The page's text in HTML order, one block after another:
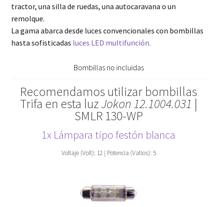
tractor, una silla de ruedas, una autocaravana o un
remolque.
La gama abarca desde luces convencionales con bombillas
hasta sofisticadas luces LED multifunción.
Bombillas no incluidas
Recomendamos utilizar bombillas
Trifa en esta luzJokon 12.1004.031 |
SMLR 130-WP
1x Lámpara tipo festón blanca
Voltaje (Volt): 12 | Potencia (Vatios): 5